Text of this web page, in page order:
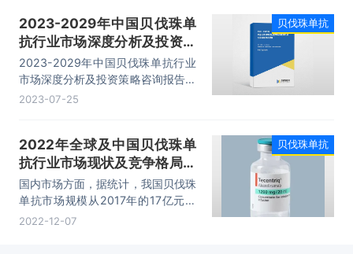
资建议等内容。
2023-2029年中国贝伐珠单
抗行业市场深度分析及投资策
略咨询报告
2023-2029年中国贝伐珠单抗行业
市场深度分析及投资策略咨询报告，
主要包括行业重点地区销售分析、发
资建议等内容。
2023-07-25
贝伐珠单抗
2022年全球及中国贝伐珠单
抗行业市场现状及竞争格局分
析，国内市场规模增长迅猛
「图」
国内市场方面，据统计，我国贝伐珠
单抗市场规模从2017年的17亿元增
长至2021年的90亿元，CAGR为
2022-12-07
贝伐珠单抗